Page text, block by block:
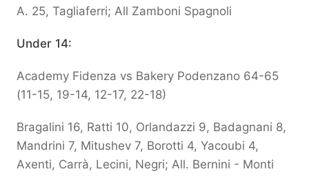
A. 25, Tagliaferri; All Zamboni Spagnoli
Under 14:
Academy Fidenza vs Bakery Podenzano 64-65
(11-15, 19-14, 12-17, 22-18)
Bragalini 16, Ratti 10, Orlandazzi 9, Badagnani 8,
Mandrini 7, Mitushev 7, Borotti 4, Yacoubi 4,
Axenti, Carrà, Lecini, Negri; All. Bernini - Monti